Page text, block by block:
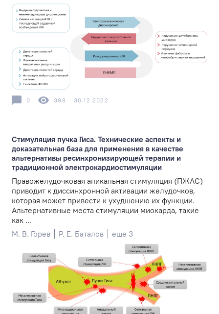
0 398 30.12.2022
Стимуляция пучка Гиса. Технические аспекты и
доказательная база для применения в качестве
альтернативы ресинхронизирующей терапии и
традиционной электрокардиостимуляции
Правожелудочковая апикальная стимуляция (ПЖАС)
приводит к диссинхронной активации желудочков,
которая может привести к ухудшению их функции.
Альтернативные места стимуляции миокарда, такие
как ...
М. В. Горев
Р. Е. Баталов еще 3